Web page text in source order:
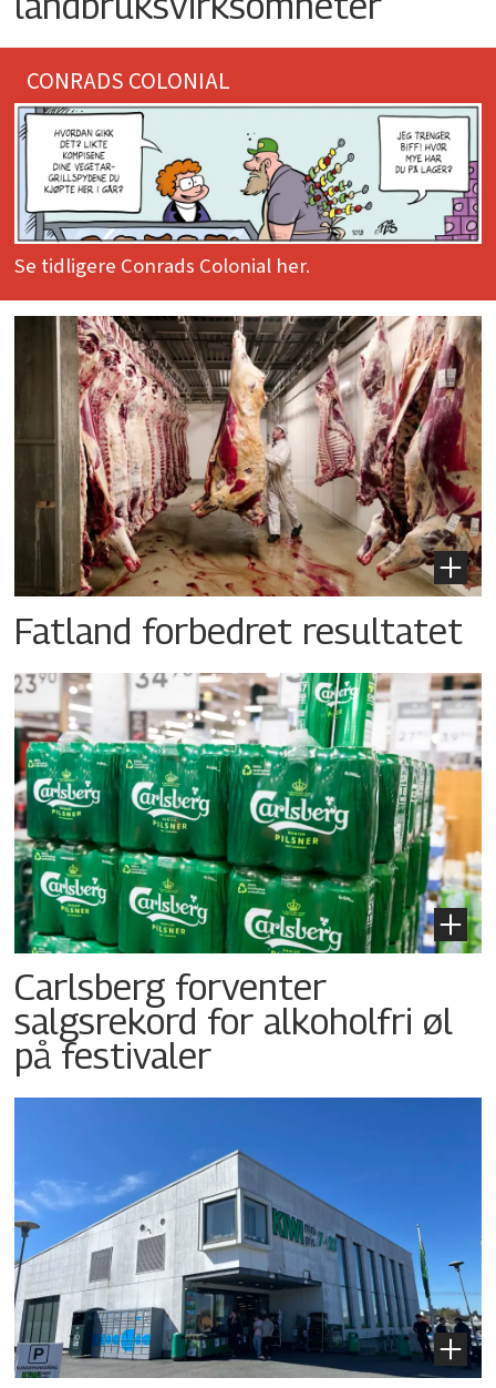
CONRADS COLONIAL
Se tidligere Conrads Colonial her.
Fatland forbedret resultatet
Carlsberg forventer
salgsrekord for alkoholfri øl
på festivaler